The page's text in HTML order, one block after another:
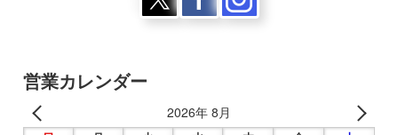
営業カレンダー
2026年 8月